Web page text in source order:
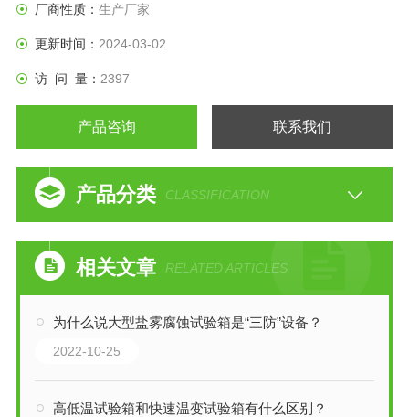
厂商性质： 生产厂家
更新时间： 2024-03-02
访 问 量： 2397
产品咨询 联系我们
产品分类 CLASSIFICATION
相关文章 RELATED ARTICLES
为什么说大型盐雾腐蚀试验箱是“三防”设备？
2022-10-25
高低温试验箱和快速温变试验箱有什么区别？